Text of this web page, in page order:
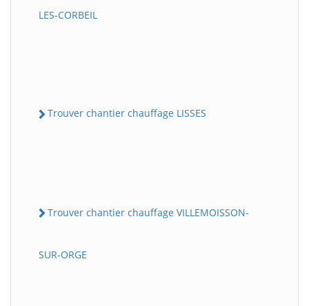
LES-CORBEIL
Trouver chantier chauffage LISSES
Trouver chantier chauffage VILLEMOISSON-
SUR-ORGE